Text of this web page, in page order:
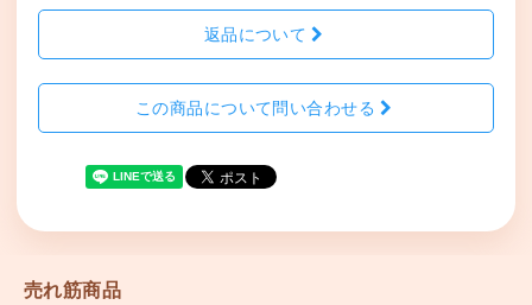
返品について
この商品について問い合わせる
売れ筋商品